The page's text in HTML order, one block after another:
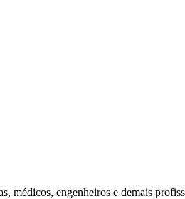
médicos, engenheiros e demais